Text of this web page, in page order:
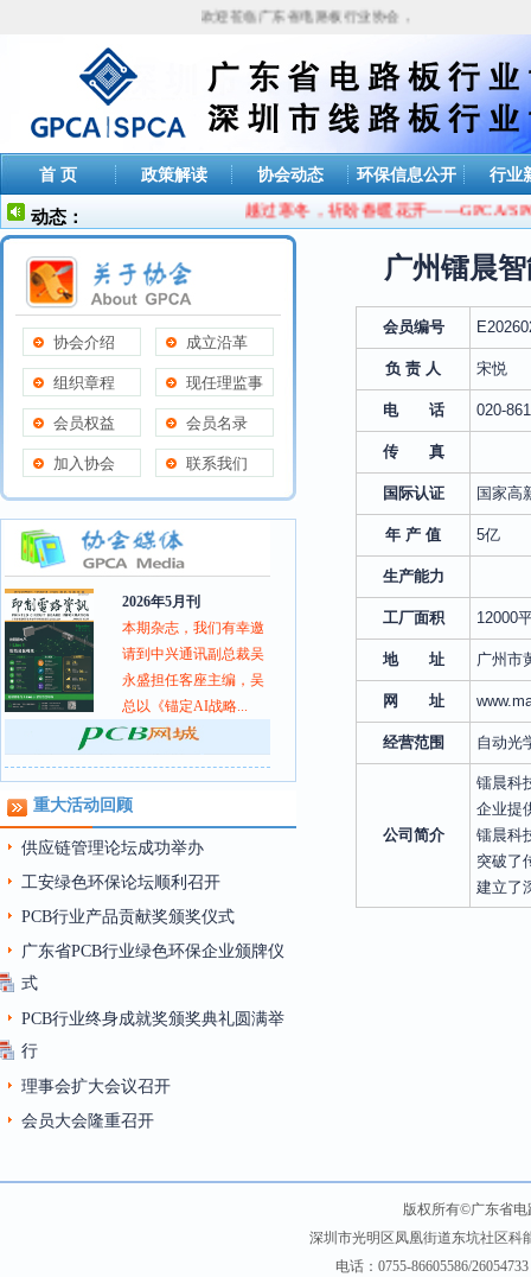
欢迎莅临广东省电路板行业协会，今天是
首 页 政策解读 协会动态 环保信息公开 行业
动态： 越过寒冬，祈盼春暖花开——GPCA/
协会介绍 成立沿革
组织章程 现任理监事
会员权益 会员名录
加入协会 联系我们
2026年5月刊
本期杂志，我们有幸邀
请到中兴通讯副总裁吴
永盛担任客座主编，吴
总以《锚定AI战略...
重大活动回顾
供应链管理论坛成功举办
工安绿色环保论坛顺利召开
PCB行业产品贡献奖颁奖仪式
广东省PCB行业绿色环保企业颁牌仪
式
PCB行业终身成就奖颁奖典礼圆满举
行
理事会扩大会议召开
会员大会隆重召开
广州镭晨智
会员编号
负 责 人 宋悦
电 话 020-
传 真
国际认证 国家高
年 产 值 5亿
生产能力
工厂面积 12000
地 址 广州市
网 址
经营范围 自动光
公司简介
镭晨科
企业提
镭晨科
突破了
建立了
版权所有©广东省
深圳市光明区凤凰街道东坑社区科
电话：0755-86605586/